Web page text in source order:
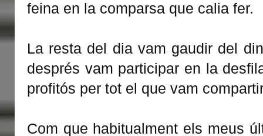
feina en la comparsa que calia fer.
La resta del dia vam gaudir del
després vam participar en la
profitós per tot el que vam
Com que habitualment els meus